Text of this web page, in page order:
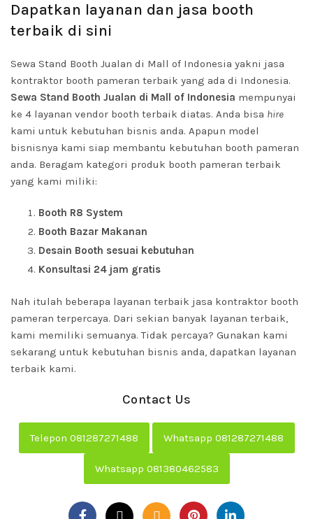
Dapatkan layanan dan jasa booth
terbaik di sini
Sewa Stand Booth Jualan di Mall of Indonesia yakni jasa
kontraktor booth pameran terbaik yang ada di Indonesia.
Sewa Stand Booth Jualan di Mall of Indonesia mempunyai
ke 4 layanan vendor booth terbaik diatas. Anda bisa hire
kami untuk kebutuhan bisnis anda. Apapun model
bisnisnya kami siap membantu kebutuhan booth pameran
anda. Beragam kategori produk booth pameran terbaik
yang kami miliki:
Booth R8 System
Booth Bazar Makanan
Desain Booth sesuai kebutuhan
Konsultasi 24 jam gratis
Nah itulah beberapa layanan terbaik jasa kontraktor booth
pameran terpercaya. Dari sekian banyak layanan terbaik,
kami memiliki semuanya. Tidak percaya? Gunakan kami
sekarang untuk kebutuhan bisnis anda, dapatkan layanan
terbaik kami.
Contact Us
Telepon 081287271488 Whatsapp 081287271488
Whatsapp 081380462583